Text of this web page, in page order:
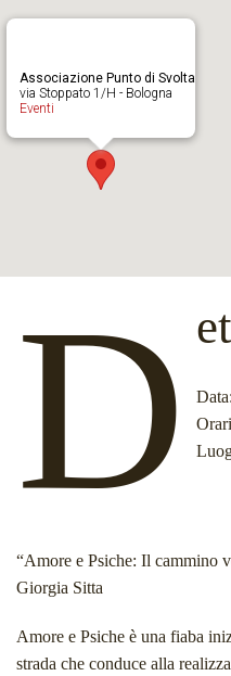
Associazione Punto di Svolta
via Stoppato 1/H - Bologna
Eventi
D Data
“Amore e Psiche: Il cammino
Giorgia Sitta
Amore e Psiche è una fiaba
strada che conduce alla